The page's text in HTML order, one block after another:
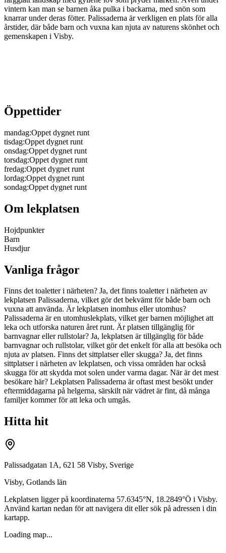
vintern kan man se barnen åka pulka i backarna, med snön som
knarrar under deras fötter. Palissaderna är verkligen en plats för alla
årstider, där både barn och vuxna kan njuta av naturens skönhet och
gemenskapen i Visby.
Öppettider
mandag:Oppet dygnet runt
tisdag:Oppet dygnet runt
onsdag:Oppet dygnet runt
torsdag:Oppet dygnet runt
fredag:Oppet dygnet runt
lordag:Oppet dygnet runt
sondag:Oppet dygnet runt
Om lekplatsen
Hojdpunkter
Barn
Husdjur
Vanliga frågor
Finns det toaletter i närheten? Ja, det finns toaletter i närheten av
lekplatsen Palissaderna, vilket gör det bekvämt för både barn och
vuxna att använda. Är lekplatsen inomhus eller utomhus?
Palissaderna är en utomhuslekplats, vilket ger barnen möjlighet att
leka och utforska naturen året runt. Är platsen tillgänglig för
barnvagnar eller rullstolar? Ja, lekplatsen är tillgänglig för både
barnvagnar och rullstolar, vilket gör det enkelt för alla att besöka och
njuta av platsen. Finns det sittplatser eller skugga? Ja, det finns
sittplatser i närheten av lekplatsen, och vissa områden har också
skugga för att skydda mot solen under varma dagar. När är det mest
besökare här? Lekplatsen Palissaderna är oftast mest besökt under
eftermiddagarna på helgerna, särskilt när vädret är fint, då många
familjer kommer för att leka och umgås.
Hitta hit
Palissadgatan 1A, 621 58 Visby, Sverige
Visby, Gotlands län
Lekplatsen ligger på koordinaterna 57.6345°N, 18.2849°Ö i Visby.
Använd kartan nedan för att navigera dit eller sök på adressen i din
kartapp.
Loading map...